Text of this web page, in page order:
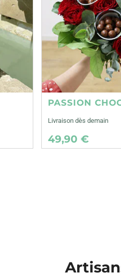
PASSION
Livraison dès demain
49,90 €